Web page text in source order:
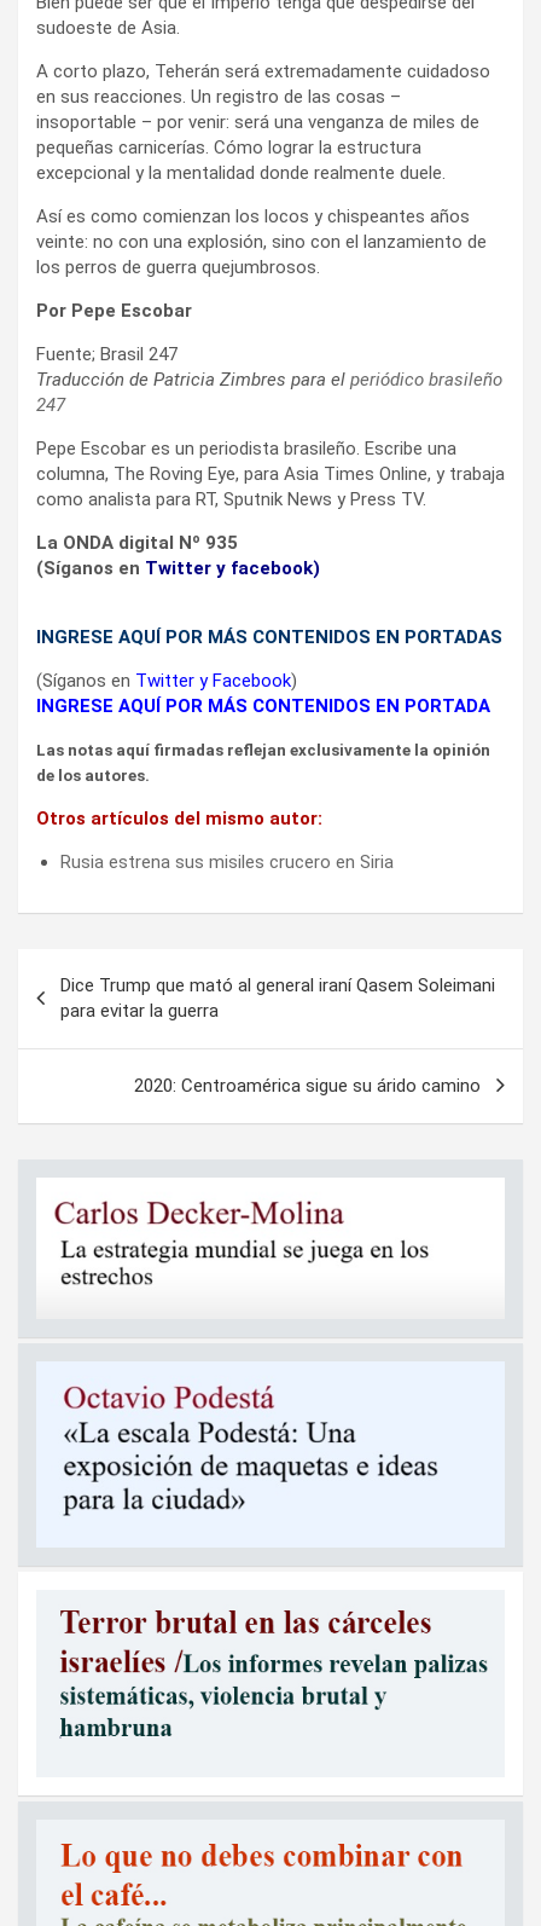
sudoeste de Asia.
A corto plazo, Teherán será extremadamente cuidadoso
en sus reacciones. Un registro de las cosas –
insoportable – por venir: será una venganza de miles de
pequeñas carnicerías. Cómo lograr la estructura
excepcional y la mentalidad donde realmente duele.
Así es como comienzan los locos y chispeantes años
veinte: no con una explosión, sino con el lanzamiento de
los perros de guerra quejumbrosos.
Por Pepe Escobar
Fuente; Brasil 247
Traducción de Patricia Zimbres para el periódico brasileño
247
Pepe Escobar es un periodista brasileño. Escribe una
columna, The Roving Eye, para Asia Times Online, y trabaja
como analista para RT, Sputnik News y Press TV.
La ONDA digital Nº 935
(Síganos en Twitter y facebook)
INGRESE AQUÍ POR MÁS CONTENIDOS EN PORTADAS
(Síganos en Twitter yFacebook)
INGRESE AQUÍ POR MÁS CONTENIDOS EN PORTADA
Las notas aquí firmadas reflejan exclusivamente la opinión
de los autores.
Otros artículos del mismo autor:
Rusia estrena sus misiles crucero en Siria
de
entradas
Dice Trump que mató al general iraní Qasem Soleimani
para evitar la guerra
2020: Centroamérica sigue su árido camino